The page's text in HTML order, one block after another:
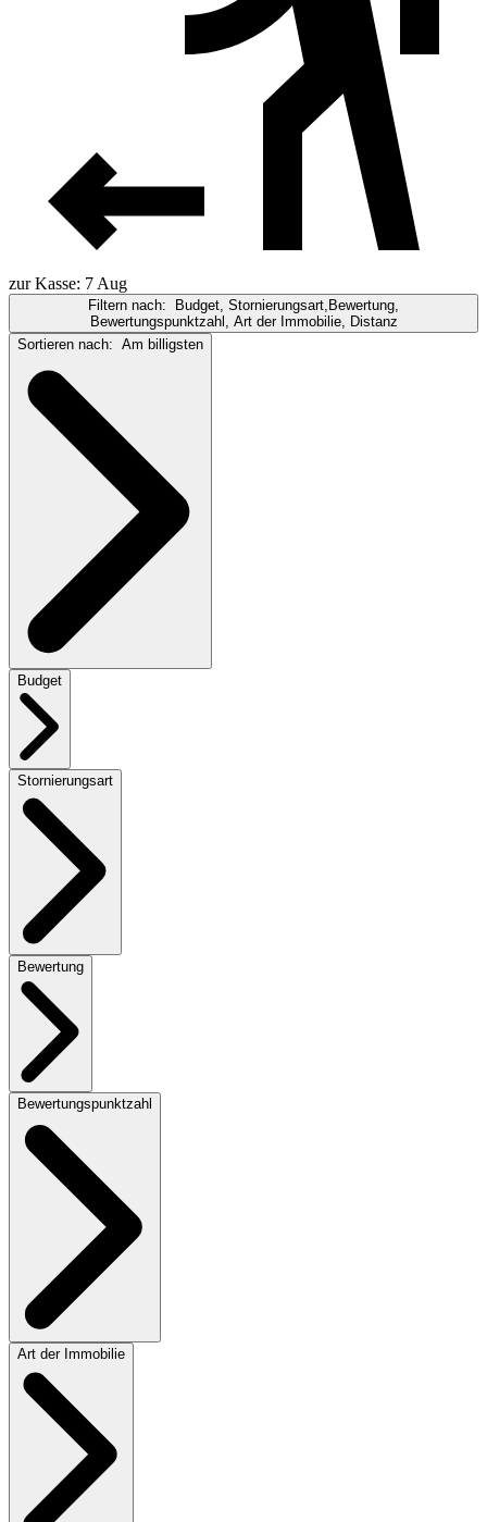
zur Kasse: 7 Aug
Filtern nach:
Budget, Stornierungsart,Bewertung,
Bewertungspunktzahl, Art der Immobilie, Distanz
Sortieren nach: Am billigsten
Budget
Stornierungsart
Bewertung
Bewertungspunktzahl
Art der Immobilie